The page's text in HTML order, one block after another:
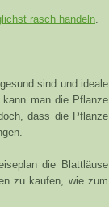
rasch handeln.
sind und ideale
man die Pflanze
dass die Pflanze
die Blattläuse
zu kaufen, wie zum